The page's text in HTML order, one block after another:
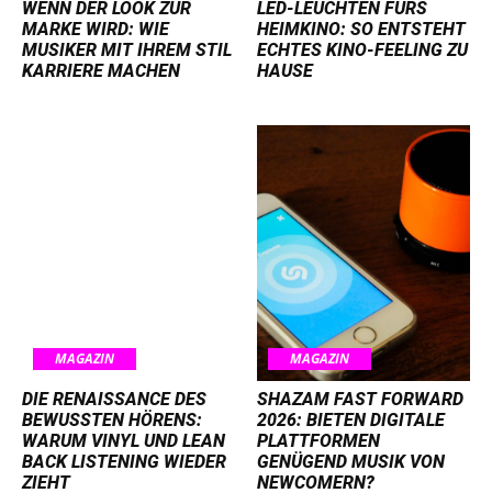
WENN DER LOOK ZUR
MARKE WIRD: WIE
MUSIKER MIT IHREM STIL
KARRIERE MACHEN
LED-LEUCHTEN FÜRS
HEIMKINO: SO ENTSTEHT
ECHTES KINO-FEELING ZU
HAUSE
MAGAZIN
DIE RENAISSANCE DES
BEWUSSTEN HÖRENS:
WARUM VINYL UND LEAN
BACK LISTENING WIEDER
ZIEHT
MAGAZIN
SHAZAM FAST FORWARD
2026: BIETEN DIGITALE
PLATTFORMEN
GENÜGEND MUSIK VON
NEWCOMERN?